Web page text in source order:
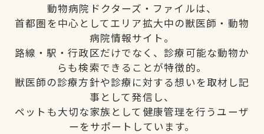
動物病院ドクターズ・ファイルは、
首都圏を中心としてエリア拡大中の獣医師・動物
病院情報サイト。
路線・駅・行政区だけでなく、診療可能な動物か
らも検索できることが特徴的。
獣医師の診療方針や診療に対する想いを取材し記
事として発信し、
ペットも大切な家族として健康管理を行うユーザ
ーをサポートしています。